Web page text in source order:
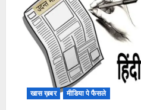
खास ख़बर मीडिया पे फैसले